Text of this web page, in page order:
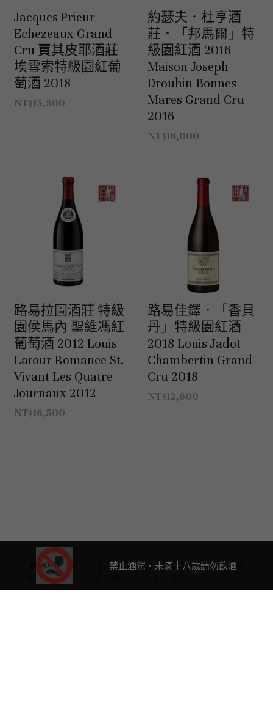
Jacques Prieur
Echezeaux Grand
Cru 賈其皮耶酒莊
埃雪索特級園紅葡
萄酒 2018
NT$15,500
約瑟夫．杜亨酒
莊．「邦馬爾」特
級園紅酒 2016
Maison Joseph
Drouhin Bonnes
Mares Grand Cru
2016
NT$18,000
路易拉圖酒莊 特級
園侯馬內 聖維馮紅
葡萄酒 2012 Louis
Latour Romanee St.
Vivant Les Quatre
Journaux 2012
NT$16,500
路易佳鐸．「香貝
丹」特級園紅酒
2018 Louis Jadot
Chambertin Grand
Cru 2018
NT$12,600
美國｜日常選酒
澳洲 ｜日常選酒
澳洲 ｜收藏級珍藏
美國｜進階選酒
美國｜頂級膜拜酒
主頁
禁止酒駕・未滿十八歲請勿飲酒